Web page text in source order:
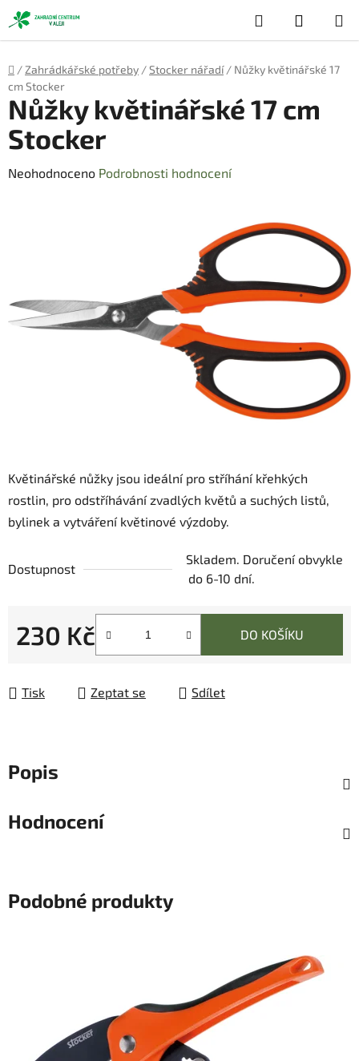
Přejít
na
obsah
Hledat
KOŠÍK
Domů
/ Zahrádkářské potřeby /Stocker nářadí / Nůžky květinářské 17
cm Stocker
Květinářské nůžky jsou ideální pro stříhání křehkých
rostlin, pro odstříhávání zvadlých květů a suchých listů,
bylinek a vytváření květinové výzdoby.
Dostupnost
Skladem. Doručení obvykle
do 6-10 dní.
230 Kč DO KOŠÍKU
Tisk Zeptat se Sdílet
Nůžky květinářské 17 cm
Stocker
Průměrné
5
hvězdiček.
Neohodnoceno Podrobnosti hodnocení
Popis
Hodnocení
Podobné produkty